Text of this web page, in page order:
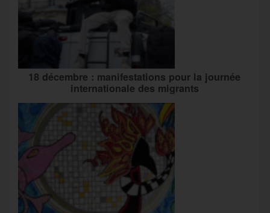
18 décembre : manifestations pour la journée
internationale des migrants